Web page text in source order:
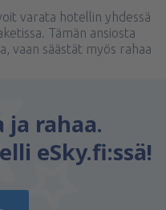
varata hotellin yhdessä
Tämän ansiosta
vaan säästät myös rahaa
ja rahaa.
eSky.fi:ssä!